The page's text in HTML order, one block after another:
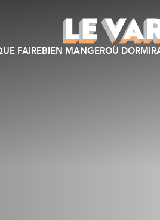
FAIREBIEN MANGEROÙ DORMIR